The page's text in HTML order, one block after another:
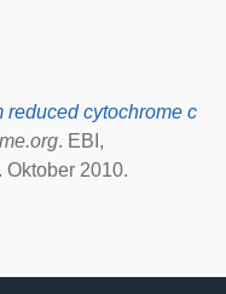
reduced cytochrome c
. EBI,
Oktober 2010.